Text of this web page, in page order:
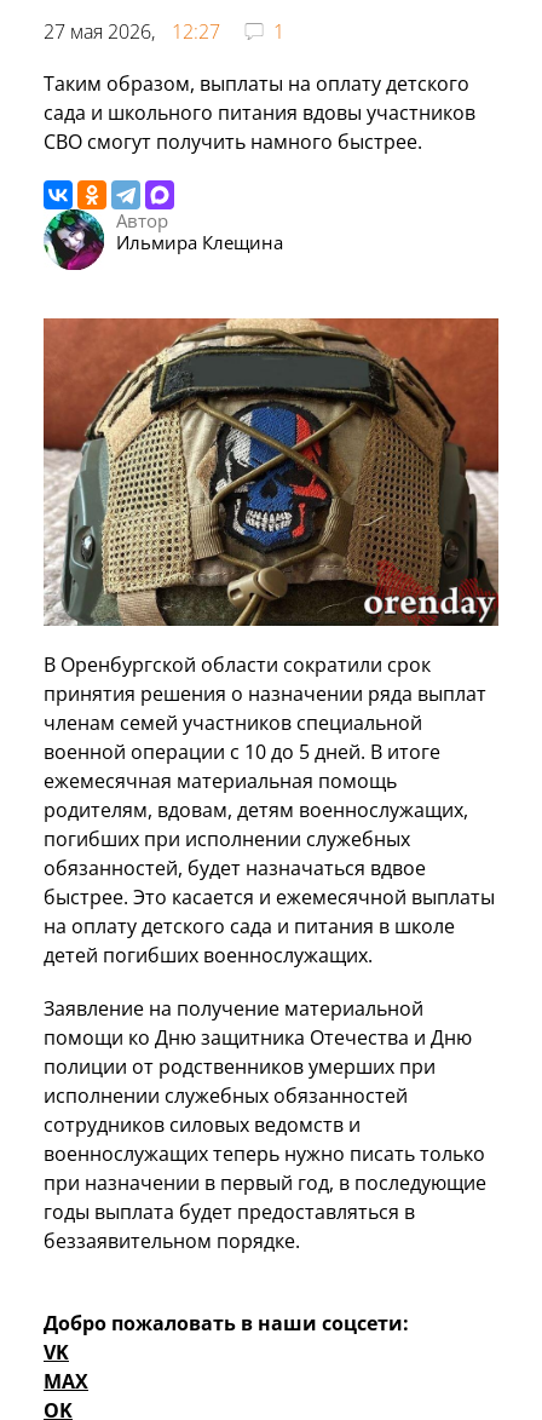
27 мая 2026, 12:27
1
Таким образом, выплаты на оплату детского
сада и школьного питания вдовы участников
СВО смогут получить намного быстрее.
Автор
Ильмира Клещина
В Оренбургской области сократили срок
принятия решения о назначении ряда выплат
членам семей участников специальной
военной операции с 10 до 5 дней. В итоге
ежемесячная материальная помощь
родителям, вдовам, детям военнослужащих,
погибших при исполнении служебных
обязанностей, будет назначаться вдвое
быстрее. Это касается и ежемесячной выплаты
на оплату детского сада и питания в школе
детей погибших военнослужащих.
Заявление на получение материальной
помощи ко Дню защитника Отечества и Дню
полиции от родственников умерших при
исполнении служебных обязанностей
сотрудников силовых ведомств и
военнослужащих теперь нужно писать только
при назначении в первый год, в последующие
годы выплата будет предоставляться в
беззаявительном порядке.
Добро пожаловать в наши соцсети:
VK
MAX
OK